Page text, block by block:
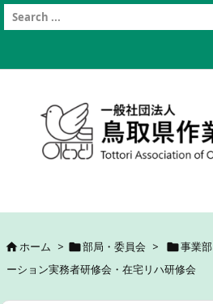
ホーム > 部局・委員会 > 事業部
ーション実務者研修会・在宅リハ研修会